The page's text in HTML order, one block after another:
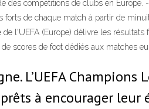
des compétitions de clubs en
de chaque match à partir de
l'UEFA (Europe) délivre les
scores de foot dédiés aux matches
L’UEFA
à encourager leur